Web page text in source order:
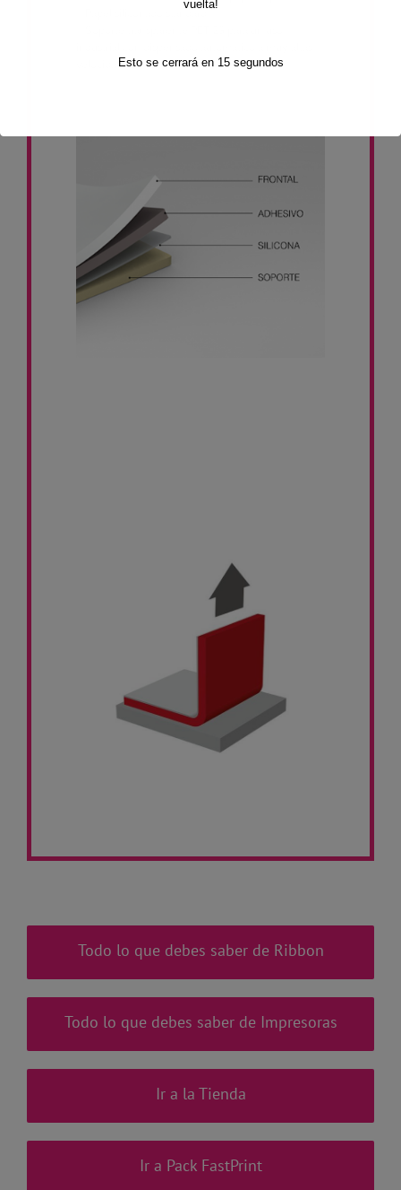
– Papel siliconado standard
velocidades.
Todo lo que debes saber de Ribbon
Todo lo que debes saber de Impresoras
Ir a la Tienda
Ir a Pack FastPrint
vuelta!
Esto se cerrará en 14segundos